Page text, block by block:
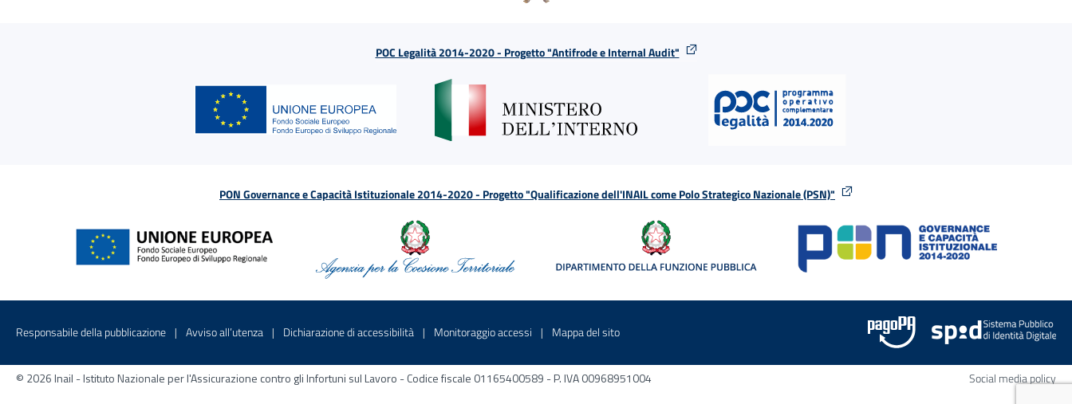
POC Legalità 2014-2020 - Progetto "Antifrode e Internal Audit"
PON Governance e Capacità Istituzionale 2014-2020 - Progetto "Qualificazione dell'INAIL come Polo Strategico Nazionale (PSN)"
Menu di servizio
Responsabile della pubblicazione Sito interno - Apre in una nuova finestra
Avviso all’utenza Sito interno - Apre in una nuova finestra
Dichiarazione di accessibilità Sito interno - Apre in una nuova finestra
Monitoraggio accessi Sito interno - Apre in una nuova finestra
Mappa del sitoSito interno - Apre nella stessa finestra
© 2026 Inail - Istituto Nazionale per l'Assicurazione contro gli Infortuni sul Lavoro - Codice fiscale 01165400589 - P. IVA 00968951004 Social media policy